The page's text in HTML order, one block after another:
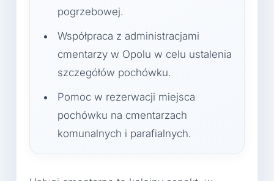
pogrzebowej.
Współpraca z administracjami
cmentarzy w Opolu w celu ustalenia
szczegółów pochówku.
Pomoc w rezerwacji miejsca
pochówku na cmentarzach
komunalnych i parafialnych.